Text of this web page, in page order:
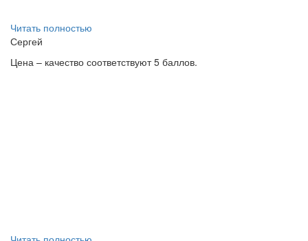
Читать полностью
Сергей
Цена – качество соответствуют 5 баллов.